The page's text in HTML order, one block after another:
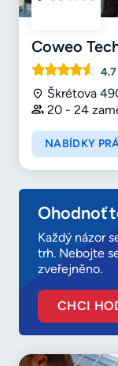
Coweo
4.7
Škrétova
20 - 24
NABÍDKY
Každý názor
trh. Nebojte
zveřejněno.
CHCI